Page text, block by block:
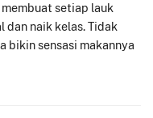
setiap lauk
dan naik kelas. Tidak
bikin sensasi makannya